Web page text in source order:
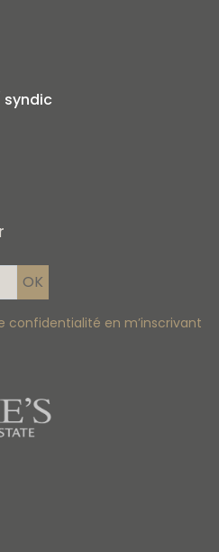
syndic
confidentialité en m’inscrivant